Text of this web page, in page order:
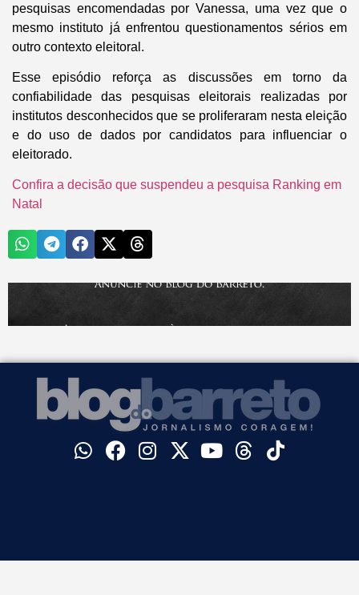
pesquisas encomendadas por Vanessa, uma vez que o
mesmo instituto já enfrentou questionamentos sérios em
outro contexto eleitoral.
Esse episódio reforça as discussões em torno da
confiabilidade das pesquisas eleitorais realizadas por
institutos desconhecidos que se proliferaram nesta eleição
e do uso de dados por candidatos para influenciar o
eleitorado.
Confira a decisão que suspendeu a pesquisa Ranking em
Natal